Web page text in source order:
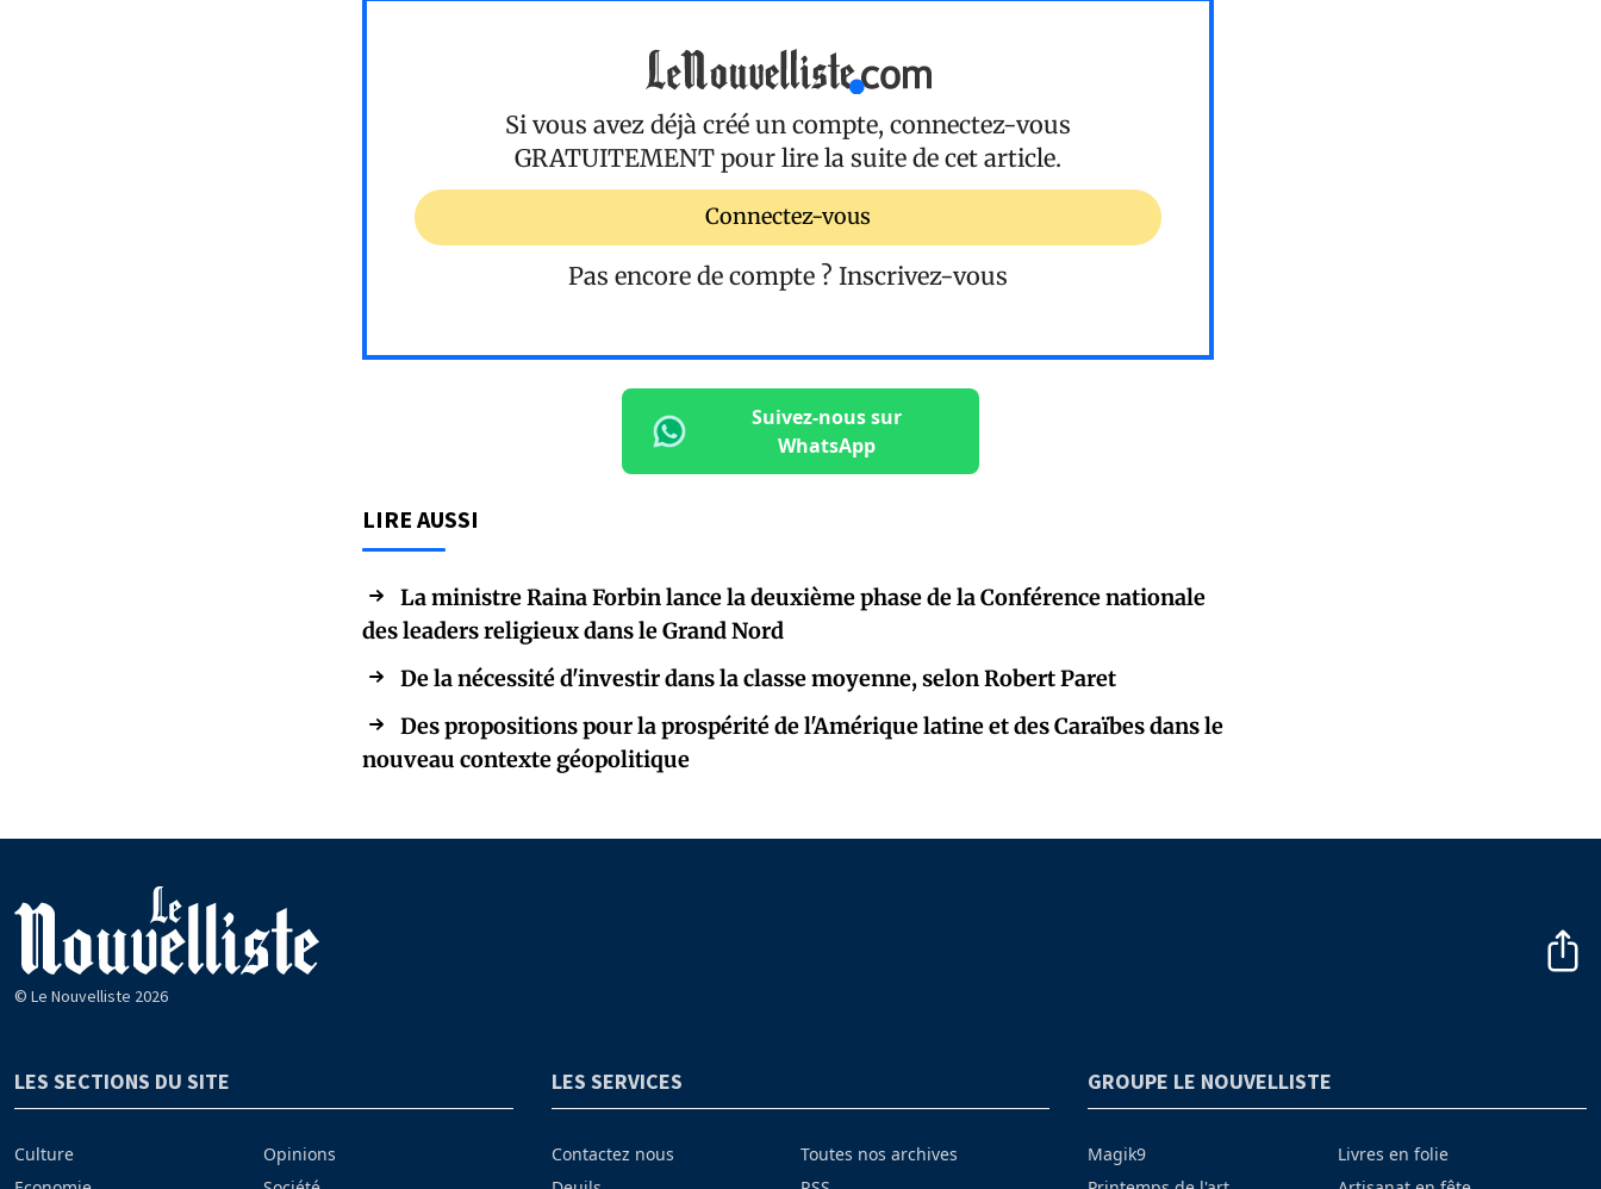
Si vous avez déjà créé un compte, connectez-vous
GRATUITEMENT pour lire la suite de cet article.
Connectez-vous
Pas encore de compte ? Inscrivez-vous
Suivez-nous sur
WhatsApp
LIRE AUSSI
La ministre Raina Forbin lance la deuxième phase de la Conférence nationale
des leaders religieux dans le Grand Nord
De la nécessité d'investir dans la classe moyenne, selon Robert Paret
Des propositions pour la prospérité de l'Amérique latine et des Caraïbes dans le
nouveau contexte géopolitique
© Le Nouvelliste 2026
LES SECTIONS DU SITE
Culture
Opinions
LES SERVICES
Contactez nous
Toutes nos archives
GROUPE LE NOUVELLISTE
Magik9
Livres en folie